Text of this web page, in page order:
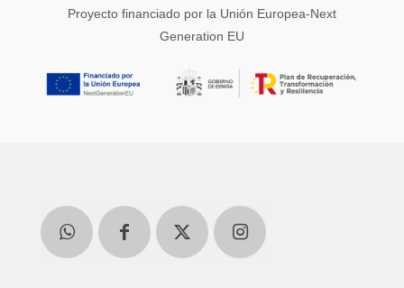
Proyecto financiado por la Unión Europea-Next
Generation EU